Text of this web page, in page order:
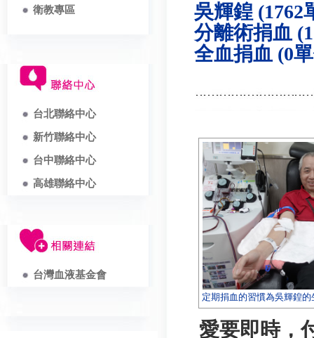
衛教專區
台北聯絡中心
新竹聯絡中心
台中聯絡中心
高雄聯絡中心
台灣血液基金會
吳輝鍠 (1762
分離術捐血
全血捐血 (0
定期捐血的習慣為吳輝鍠
愛要即時，